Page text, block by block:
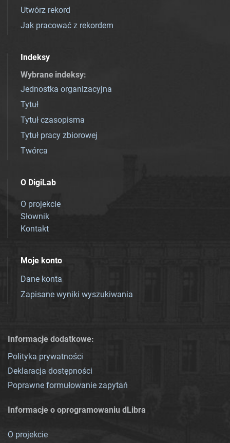
Utwórz rekord
Jak pracować z rekordem
Indeksy
Wybrane indeksy:
Jednostka organizacyjna
Tytuł
Tytuł czasopisma
Tytuł pracy zbiorowej
Twórca
O DigiLab
O projekcie
Słownik
Kontakt
Moje konto
Dane konta
Zapisane wyniki wyszukiwania
Informacje dodatkowe:
Polityka prywatności
Deklaracja dostępności
Poprawne formułowanie zapytań
Informacje o oprogramowaniu dLibra
O projekcie